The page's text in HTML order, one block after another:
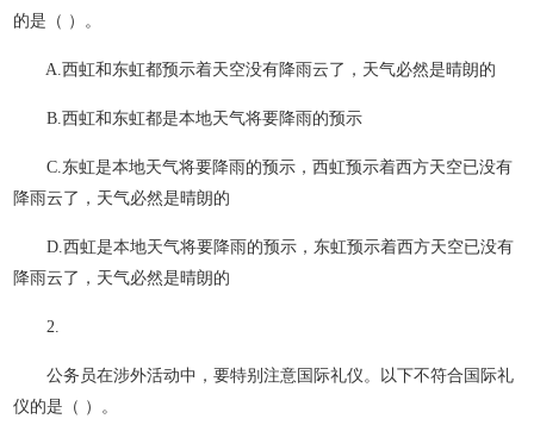
的是（ ）。
A.西虹和东虹都预示着天空没有降雨云了，天气必然是晴朗的
B.西虹和东虹都是本地天气将要降雨的预示
C.东虹是本地天气将要降雨的预示，西虹预示着西方天空已没有
降雨云了，天气必然是晴朗的
D.西虹是本地天气将要降雨的预示，东虹预示着西方天空已没有
降雨云了，天气必然是晴朗的
2.
公务员在涉外活动中，要特别注意国际礼仪。以下不符合国际礼
仪的是（ ）。